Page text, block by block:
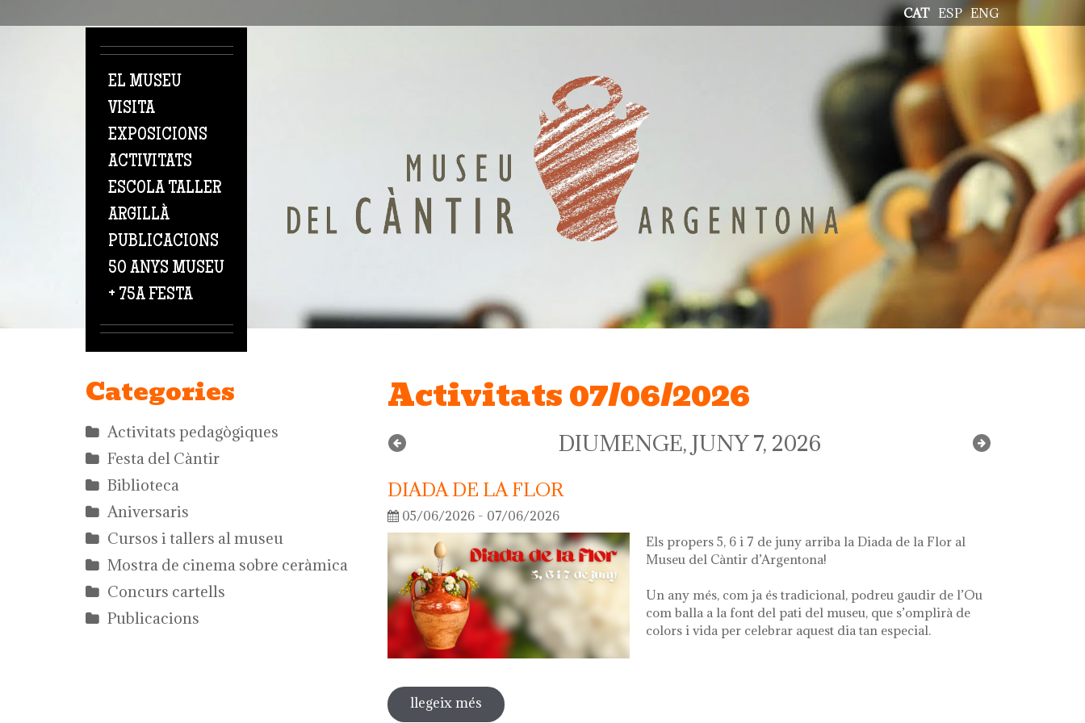
ENG
ESP
CAT
EL MUSEU
VISITA
EXPOSICIONS
ACTIVITATS
ESCOLA TALLER
ARGILLÀ
PUBLICACIONS
50 ANYS MUSEU
+ 75A FESTA
Categories
Activitats pedagògiques
Festa del Càntir
Biblioteca
Aniversaris
Cursos i tallers al museu
Mostra de cinema sobre ceràmica
Concurs cartells
Publicacions
Activitats 07/06/2026
DIUMENGE, JUNY 7, 2026
DIADA DE LA FLOR
05/06/2026 - 07/06/2026
Els propers 5, 6 i 7 de juny arriba la Diada de la Flor al
Museu del Càntir d’Argentona!
Un any més, com ja és tradicional, podreu gaudir de l’Ou
com balla a la font del pati del museu, que s’omplirà de
colors i vida per celebrar aquest dia tan especial.
llegeix més sobre diada de la flor